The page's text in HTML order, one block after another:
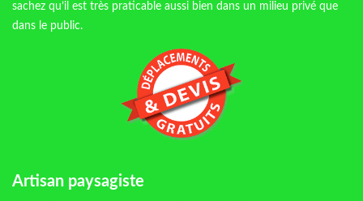
sachez qu’il est très praticable aussi bien dans un milieu privé que
dans le public.
Artisan paysagiste